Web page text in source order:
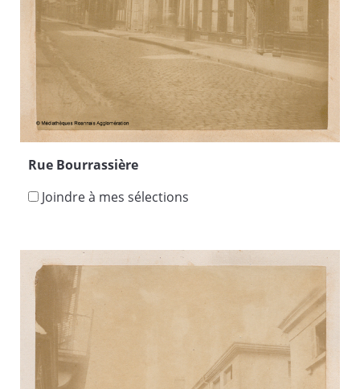
Rue Bourrassière
Joindre à mes sélections